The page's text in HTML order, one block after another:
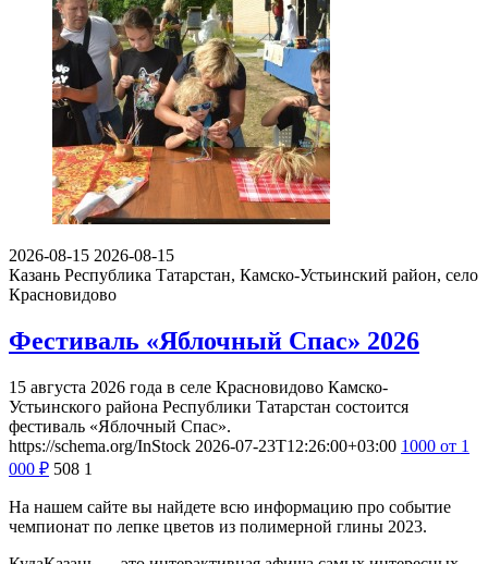
2026-08-15 2026-08-15
Казань Республика Татарстан, Камско-Устьинский район, село
Красновидово
Фестиваль «Яблочный Спас» 2026
15 августа 2026 года в селе Красновидово Камско-
Устьинского района Республики Татарстан состоится
фестиваль «Яблочный Спас».
https://schema.org/InStock 2026-07-23T12:26:00+03:00 1000 от 1
000 ₽ 508 1
На нашем сайте вы найдете всю информацию про событие
чемпионат по лепке цветов из полимерной глины 2023.